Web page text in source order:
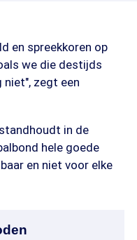
en spreekkoren op
we die destijds
niet", zegt een
in de
hele goede
en niet voor elke